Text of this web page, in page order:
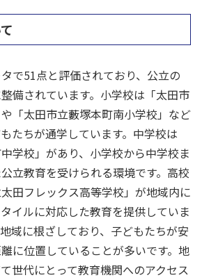
で51点と評価されており、公立の
備されています。小学校は「太田市
「太田市立藪塚本町南小学校」など
たちが通学しています。中学校は
中学校」があり、小学校から中学校ま
立教育を受けられる環境です。高校
田フレックス高等学校」が地域内に
イルに対応した教育を提供していま
域に根ざしており、子どもたちが安
に位置していることが多いです。地
世代にとって教育機関へのアクセス